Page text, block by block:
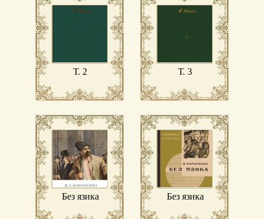
Т. 2 Т. 3
Без язика Без язика